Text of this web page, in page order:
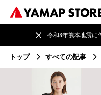
令和8年熊本地震に
トップ すべての記事